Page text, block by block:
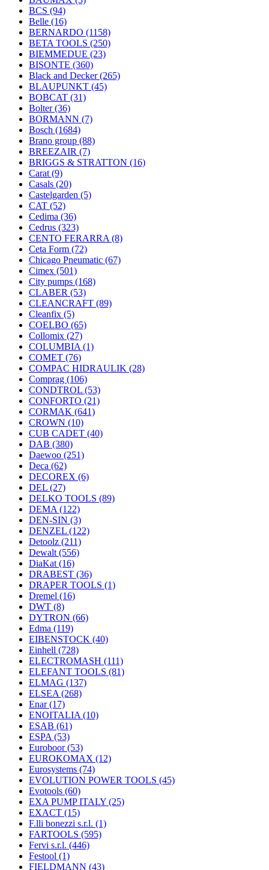
BCS (94)
Belle (16)
BERNARDO (1158)
BETA TOOLS (250)
BIEMMEDUE (23)
BISONTE (360)
Black and Decker(265)
BLAUPUNKT (45)
BOBCAT (31)
Bolter(36)
BORMANN (7)
Bosch (1684)
Brano group (88)
BREEZAIR (7)
BRIGGS & STRATTON (16)
Carat (9)
Casals (20)
Castelgarden (5)
CAT (52)
Cedima (36)
Cedrus (323)
CENTO FERARRA (8)
Ceta Form (72)
Chicago Pneumatic (67)
Cimex (501)
City pumps (168)
CLABER (53)
CLEANCRAFT (89)
Cleanfix (5)
COELBO (65)
Collomix (27)
COLUMBIA (1)
COMET (76)
COMPAC HIDRAULIK (28)
Comprag (106)
CONDTROL (53)
CONFORTO (21)
CORMAK (641)
CROWN (10)
CUB CADET (40)
DAB (380)
Daewoo (251)
Deca (62)
DECOREX (6)
DEL (27)
DELKO TOOLS (89)
DEMA (122)
DEN-SIN (3)
DENZEL (122)
Detoolz (211)
Dewalt (556)
DiaKat (16)
DRABEST (36)
DRAPER TOOLS (1)
Dremel (16)
DWT (8)
DYTRON (66)
Edma (119)
EIBENSTOCK (40)
Einhell (728)
ELECTROMASH (111)
ELEFANT TOOLS (81)
ELMAG (137)
ELSEA (268)
Enar(17)
ENOITALIA (10)
ESAB (61)
ESPA (53)
Euroboor(53)
EUROKOMAX (12)
Eurosystems (74)
EVOLUTION POWER TOOLS (45)
Evotools (60)
EXA PUMP ITALY (25)
EXACT (15)
F.lli bonezzi s.r.l. (1)
FARTOOLS (595)
Fervi s.r.l. (446)
Festool (1)
FIELDMANN (43)